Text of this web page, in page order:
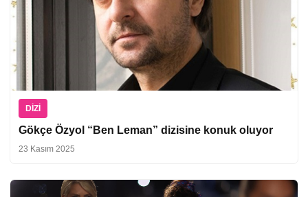
DIZI
Gökçe Özyol “Ben Leman” dizisine konuk oluyor
23 Kasım 2025